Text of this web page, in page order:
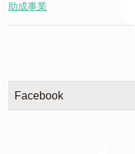
助成事業
Facebook